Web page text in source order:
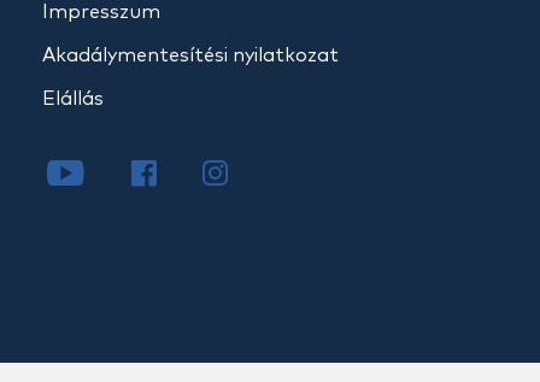
Impresszum
Akadálymentesítési nyilatkozat
Elállás